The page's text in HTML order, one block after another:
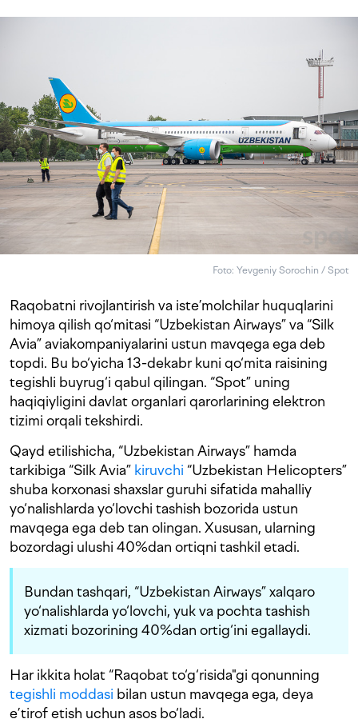
Foto: Yevgeniy Sorochin / Spot
Raqobatni rivojlantirish va iste’molchilar huquqlarini
himoya qilish qo‘mitasi “Uzbekistan Airways” va “Silk
Avia” aviakompaniyalarini ustun mavqega ega deb
topdi. Bu bo‘yicha 13-dekabr kuni qo‘mita raisining
tegishli buyrug‘i qabul qilingan. “Spot” uning
haqiqiyligini davlat organlari qarorlarining elektron
tizimi orqali tekshirdi.
Qayd etilishicha, “Uzbekistan Airways” hamda
tarkibiga “Silk Avia” kiruvchi “Uzbekistan Helicopters”
shuba korxonasi shaxslar guruhi sifatida mahalliy
yo‘nalishlarda yo‘lovchi tashish bozorida ustun
mavqega ega deb tan olingan. Xususan, ularning
bozordagi ulushi 40%dan ortiqni tashkil etadi.
Bundan tashqari, “Uzbekistan Airways” xalqaro
yo‘nalishlarda yo‘lovchi, yuk va pochta tashish
xizmati bozorining 40%dan ortig‘ini egallaydi.
Har ikkita holat “Raqobat to‘g‘risida"gi qonunning
tegishli moddasi bilan ustun mavqega ega, deya
e’tirof etish uchun asos bo‘ladi.